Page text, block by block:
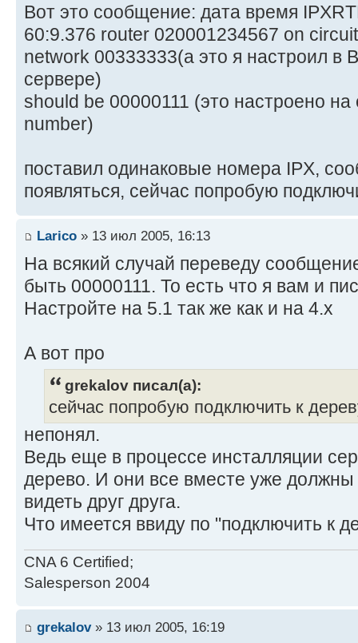
Вот это сообщение: дата время
60:9.376 router 020001234567 on
network 00333333(а это я настроил в
сервере)
should be 00000111 (это настроено
number)
поставил одинаковые номера IPX,
появляться, сейчас попробую
Larico » 13 июл 2005, 16:13
На всякий случай переведу
быть 00000111. То есть что я вам и
Настройте на 5.1 так же как и на 4.х
А вот про
grekalov писал(а):
сейчас попробую подключить к
непонял.
Ведь еще в процессе инсталляции
дерево. И они все вместе уже
видеть друг друга.
Что имеется ввиду по "подключить к
CNA 6 Certified;
Salesperson 2004
grekalov» 13 июл 2005, 16:19